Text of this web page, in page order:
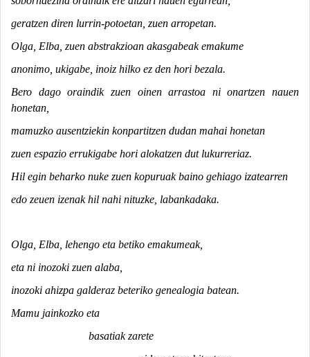
geratzen diren lurrin-potoetan, zuen arropetan.
Olga, Elba, zuen abstrakzioan akasgabeak emakume
anonimo, ukigabe, inoiz hilko ez den hori bezala.
Bero dago oraindik zuen oinen arrastoa ni onartzen nauen
honetan,
mamuzko ausentziekin konpartitzen dudan mahai honetan
zuen espazio errukigabe hori alokatzen dut lukurreriaz.
Hil egin beharko nuke zuen kopuruak baino gehiago izatearren
edo zeuen izenak hil nahi nituzke, labankadaka.
Olga, Elba, lehengo eta betiko emakumeak,
eta ni inozoki zuen alaba,
inozoki ahizpa galderaz beteriko genealogia batean.
Mamu jainkozko eta
basatiak zarete